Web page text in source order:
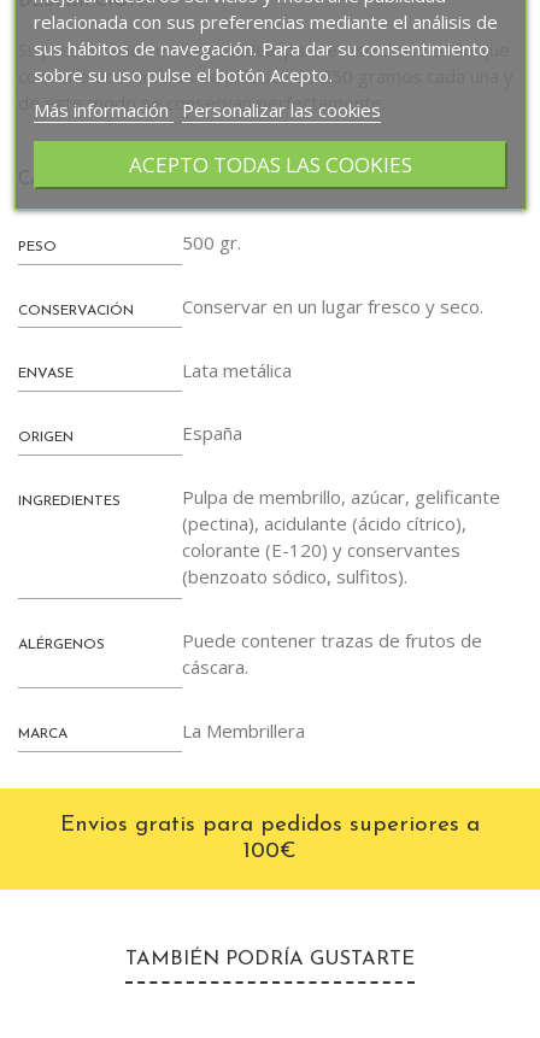
Su presentación en lata es ideal para el uso diario dado que
contiene dos tarrinas de plástico de 250 gramos cada una y
de este modo se conservan perfectamente.
PESO 500 gr.
CONSERVACIÓN Conservar en un lugar fresco y seco.
ENVASE Lata metálica
ORIGEN España
INGREDIENTES
Pulpa de membrillo, azúcar, gelificante
(pectina), acidulante (ácido cítrico),
colorante (E-120) y conservantes
(benzoato sódico, sulfitos).
ALÉRGENOS
Puede contener trazas de frutos de
cáscara.
MARCA La Membrillera
Envios gratis para pedidos superiores a
100€
TAMBIÉN PODRÍA GUSTARTE
relacionada con sus preferencias mediante el análisis de
sus hábitos de navegación. Para dar su consentimiento
sobre su uso pulse el botón Acepto.
Más información
Personalizar las cookies
ACEPTO TODAS LAS COOKIES